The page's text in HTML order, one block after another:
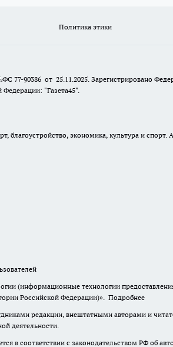
Политика этики
77-90386 от 25.11.2025. Зарегистрировано
"Газета45".
экономика, культура и спорт.
(информационные технологии
Российской Федерации)». Подробнее
редакции, внештатными авторами и
деятельности.
в соответствии с законодательством РФ об